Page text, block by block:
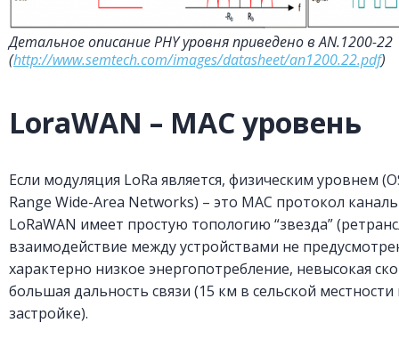
Детальное описание PHY уровня приведено в AN.1200-22
(http://www.semtech.com/images/datasheet/an1200.22.pdf)
LoraWAN – MAC уровень
Если модуляция LoRa является, физическим уровнем
Range Wide-Area Networks) – это MAC протокол
LoRaWAN имеет простую топологию “звезда”
взаимодействие между устройствами не
характерно низкое энергопотребление, невысокая
большая дальность связи (15 км в сельской
застройке).